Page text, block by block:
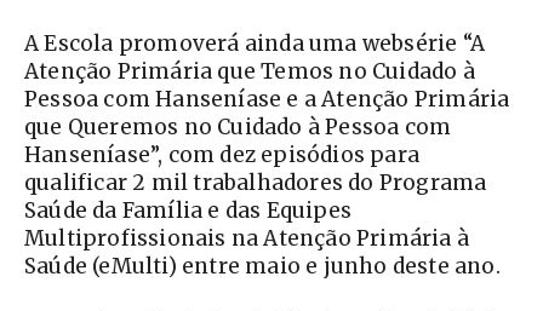
A Escola promoverá ainda uma websérie “A
Atenção Primária que Temos no Cuidado à
Pessoa com Hanseníase e a Atenção Primária
que Queremos no Cuidado à Pessoa com
Hanseníase”, com dez episódios para
qualificar 2 mil trabalhadores do Programa
Saúde da Família e das Equipes
Multiprofissionais na Atenção Primária à
Saúde (eMulti) entre maio e junho deste ano.